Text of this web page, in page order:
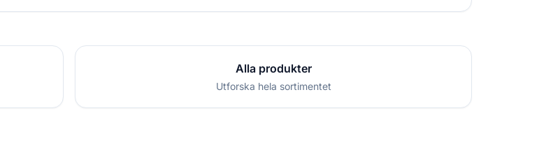
Alla produkter
Utforska hela sortimentet